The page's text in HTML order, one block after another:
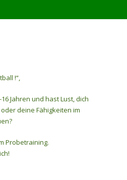
!“,
Jahren und hast Lust, dich
deine Fähigkeiten im
Probetraining.